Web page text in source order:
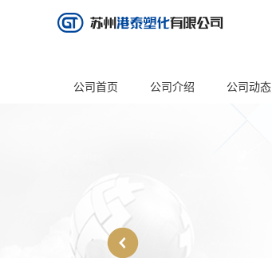
公司首页 公司介绍 公司动态